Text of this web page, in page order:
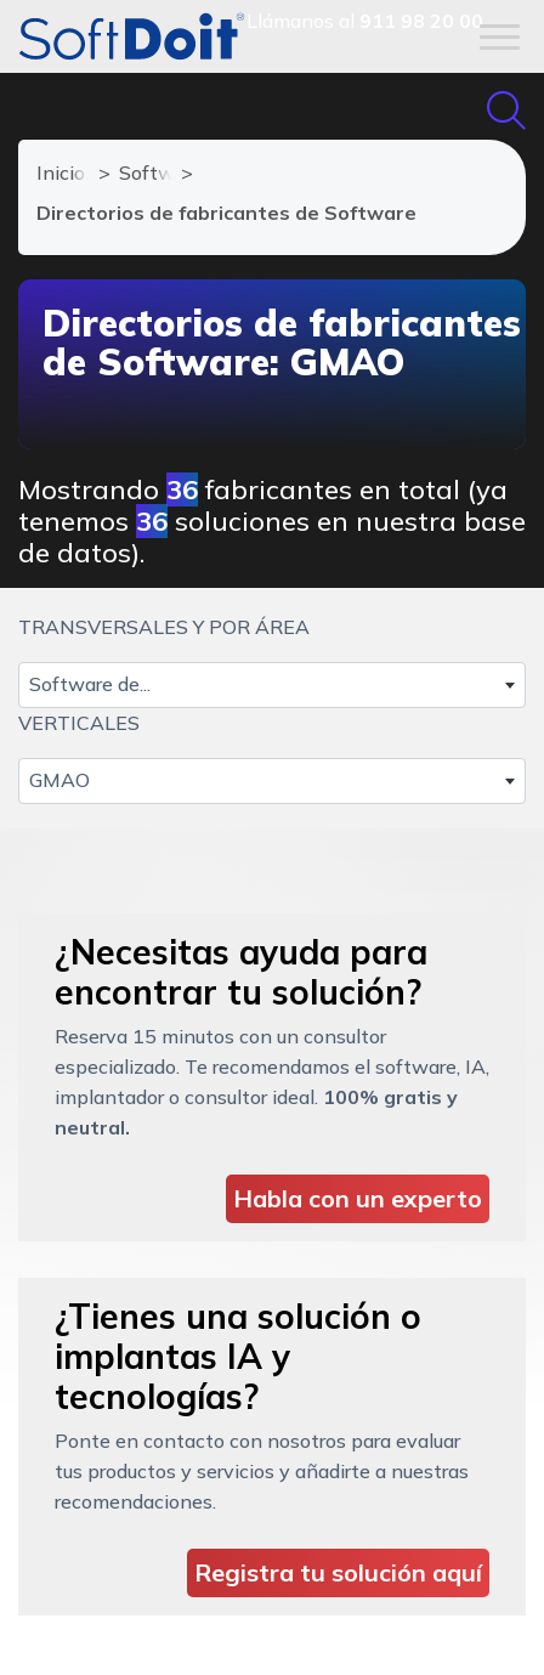
911 98 20 00
Inicio
Software GMAO
Directorios de fabricantes de Software
Directorios de fabricantes
de Software: GMAO
Mostrando 36fabricantes en total (ya
tenemos 36 soluciones en nuestra base
de datos).
TRANSVERSALES Y POR ÁREA
Software de...
VERTICALES
GMAO
¿Necesitas ayuda para
encontrar tu solución?
Reserva 15 minutos con un consultor
especializado. Te recomendamos el software, IA,
implantador o consultor ideal. 100% gratis y
neutral.
Habla con un experto
¿Tienes una solución o
implantas IA y
tecnologías?
Ponte en contacto con nosotros para evaluar
tus productos y servicios y añadirte a nuestras
recomendaciones.
Registra tu solución aquí